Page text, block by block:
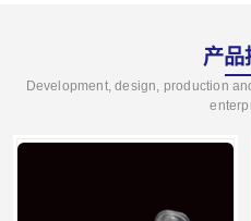
产品
Development, design, production